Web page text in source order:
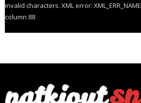
invalid characters. XML error:
column 88